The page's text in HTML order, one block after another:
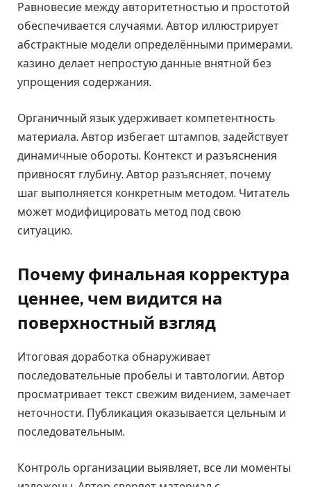
Равновесие между авторитетностью и простотой
обеспечивается случаями. Автор иллюстрирует
абстрактные модели определёнными примерами.
казино делает непростую данные внятной без
упрощения содержания.
Органичный язык удерживает компетентность
материала. Автор избегает штампов, задействует
динамичные обороты. Контекст и разъяснения
привносят глубину. Автор разъясняет, почему
шаг выполняется конкретным методом. Читатель
может модифицировать метод под свою
ситуацию.
Почему финальная корректура
ценнее, чем видится на
поверхностный взгляд
Итоговая доработка обнаруживает
последовательные пробелы и тавтологии. Автор
просматривает текст свежим видением, замечает
неточности. Публикация оказывается цельным и
последовательным.
Контроль организации выявляет, все ли моменты